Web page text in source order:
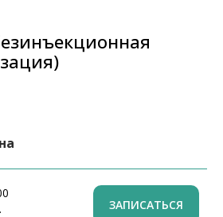
ЗАПИСАТЬСЯ